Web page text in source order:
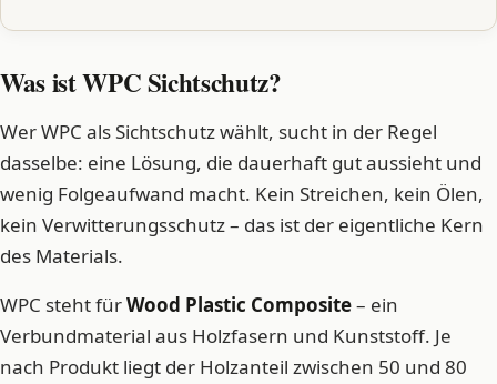
Was ist WPC Sichtschutz?
Wer WPC als Sichtschutz wählt, sucht in der Regel
dasselbe: eine Lösung, die dauerhaft gut aussieht und
wenig Folgeaufwand macht. Kein Streichen, kein Ölen,
kein Verwitterungsschutz – das ist der eigentliche Kern
des Materials.
WPC steht fürWood Plastic Composite– ein
Verbundmaterial aus Holzfasern und Kunststoff. Je
nach Produkt liegt der Holzanteil zwischen 50 und 80